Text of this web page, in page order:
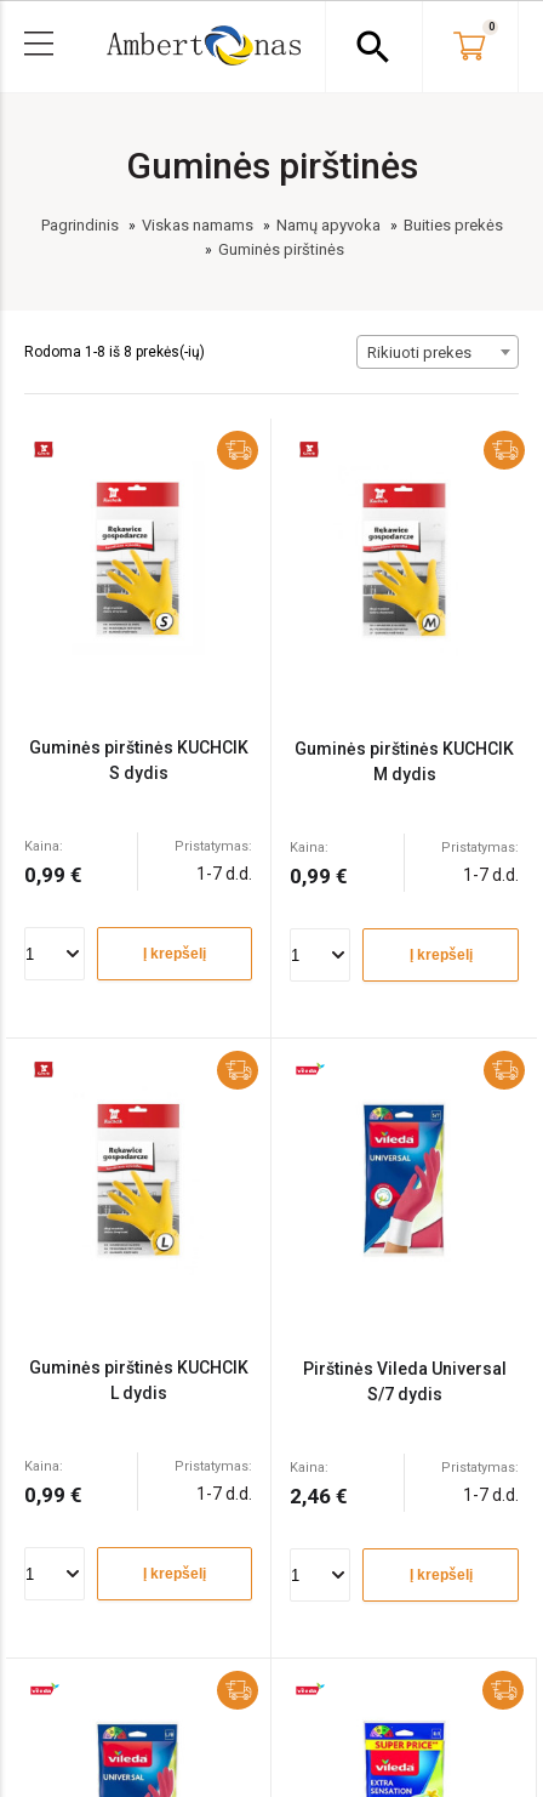
search 0
Guminės pirštinės
Pagrindinis Viskas namams Namų apyvoka
Buities prekės
Guminės pirštinės
Rodoma 1-8 iš 8 prekės(-ių) Rikiuoti prekes
Guminės pirštinės KUCHCIK
S dydis
Kaina:
0,99 €
Pristatymas:
1-7 d.d.
Į krepšelį
Guminės pirštinės KUCHCIK
M dydis
Kaina:
0,99 €
Pristatymas:
1-7 d.d.
Į krepšelį
Guminės pirštinės KUCHCIK
L dydis
Kaina:
0,99 €
Pristatymas:
1-7 d.d.
Į krepšelį
Pirštinės Vileda Universal
S/7 dydis
Kaina:
2,46 €
Pristatymas:
1-7 d.d.
Į krepšelį